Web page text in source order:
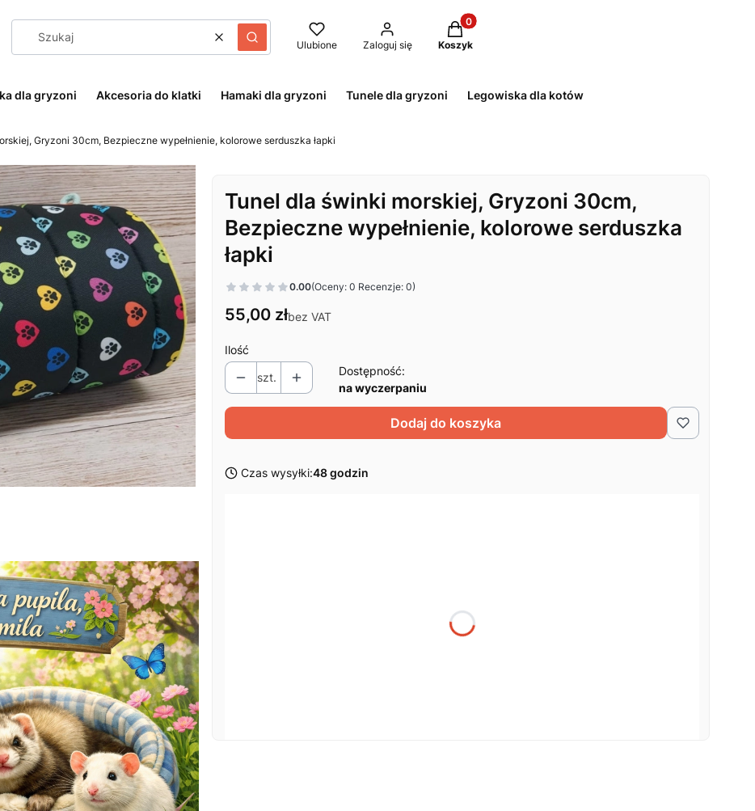
WyczyśćSzukaj Ulubione Zaloguj się
Produkty w koszyku: 0. Zobacz szczegóły
Koszyk
dla gryzoni Akcesoria do klatki Hamaki dla gryzoni Tunele dla gryzoni Legowiska dla kotów
Gryzoni 30cm, Bezpieczne wypełnienie, kolorowe serduszka łapki
Tunel dla świnki morskiej, Gryzoni 30cm,
Bezpieczne wypełnienie, kolorowe serduszka
łapki
0.00(Oceny: 0 Recenzje: 0)
Cena
55,00 złbez VAT
Ilość
szt.
Dostępność:
na wyczerpaniu
Dodaj do koszyka
Czas wysyłki:48 godzin